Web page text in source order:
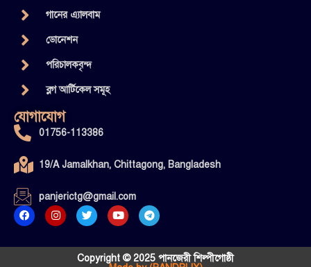
গানের এ্যালবাম
ডোনেশন
পরিচালকবৃন্দ
ব্লগ আর্টিকেল সমূহ
যোগাযোগ
01756-113386
19/A Jamalkhan, Chittagong, Bangladesh
panjerictg@gmail.com
Copyright © 2025 পানজেরী শিল্পীগোষ্ঠী